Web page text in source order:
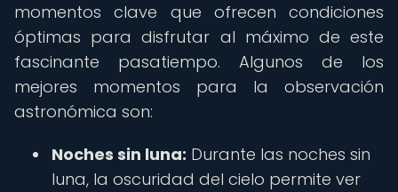
momentos clave que ofrecen condiciones
óptimas para disfrutar al máximo de este
fascinante pasatiempo. Algunos de los
mejores momentos para la observación
astronómica son:
Noches sin luna: Durante las noches sin
luna, la oscuridad del cielo permite ver